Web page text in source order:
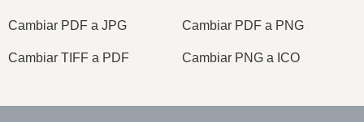
Cambiar PDF a JPG Cambiar PDF a PNG
Cambiar TIFF a PDF Cambiar PNG a ICO